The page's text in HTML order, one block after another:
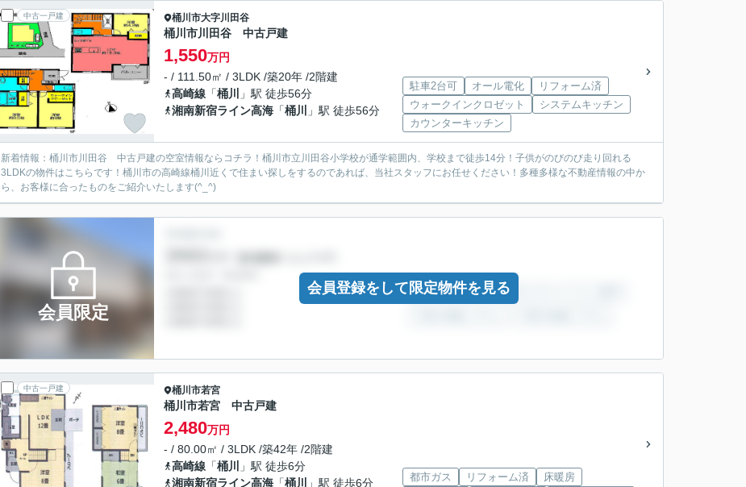
中古一戸建 桶川市大字川田谷
桶川市川田谷 中古戸建
1,550万円
- / 111.50㎡ / 3LDK /築20年 /2階建
高崎線 「桶川
」駅 徒歩56分
湘南新宿ライン高海 「桶川 」駅 徒歩56分
駐車2台可 オール電化
リフォーム済
ウォークインクロゼット
システムキッチン
カウンターキッチン
新着情報：桶川市川田谷 中古戸建の空室情報ならコチラ！桶川市立川田谷小学校が通学範囲内、学校まで徒歩14分！子供がのびのび走り回れる
3LDKの物件はこちらです！桶川市の高崎線桶川近くで住まい探しをするのであれば、当社スタッフにお任せください！多種多様な不動産情報の中か
ら、お客様に合ったものをご紹介いたします(^_^)
会員限定
会員登録をして限定物件を見る
中古一戸建 桶川市若宮
桶川市若宮 中古戸建
2,480万円
- / 80.00㎡ / 3LDK /築42年 /2階建
高崎線 「桶川
」駅 徒歩6分
湘南新宿ライン高海 「桶川 」駅 徒歩6分 都市ガス リフォーム済
床暖房